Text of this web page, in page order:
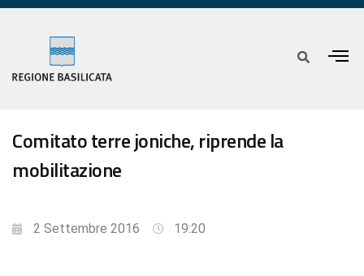
Comitato terre joniche, riprende la
mobilitazione
2 Settembre 2016 19:20